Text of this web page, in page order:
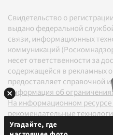
Свидетельство о
выдано федеральной
связи, информационных
коммуникаций
несет ответственности за
содержащейся в рекламных
предоставляет справочной
Информация об
На информационном
рекомендательные
Правилами
Угадайте, где